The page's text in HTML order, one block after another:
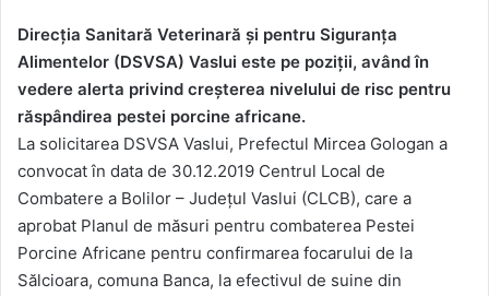
Direcția Sanitară Veterinară și pentru Siguranța
Alimentelor (DSVSA) Vaslui este pe poziții, având în
vedere alerta privind creșterea nivelului de risc pentru
răspândirea pestei porcine africane.
La solicitarea DSVSA Vaslui, Prefectul Mircea Gologan a
convocat în data de 30.12.2019 Centrul Local de
Combatere a Bolilor – Județul Vaslui (CLCB), care a
aprobat Planul de măsuri pentru combaterea Pestei
Porcine Africane pentru confirmarea focarului de la
Sălcioara, comuna Banca, la efectivul de suine din